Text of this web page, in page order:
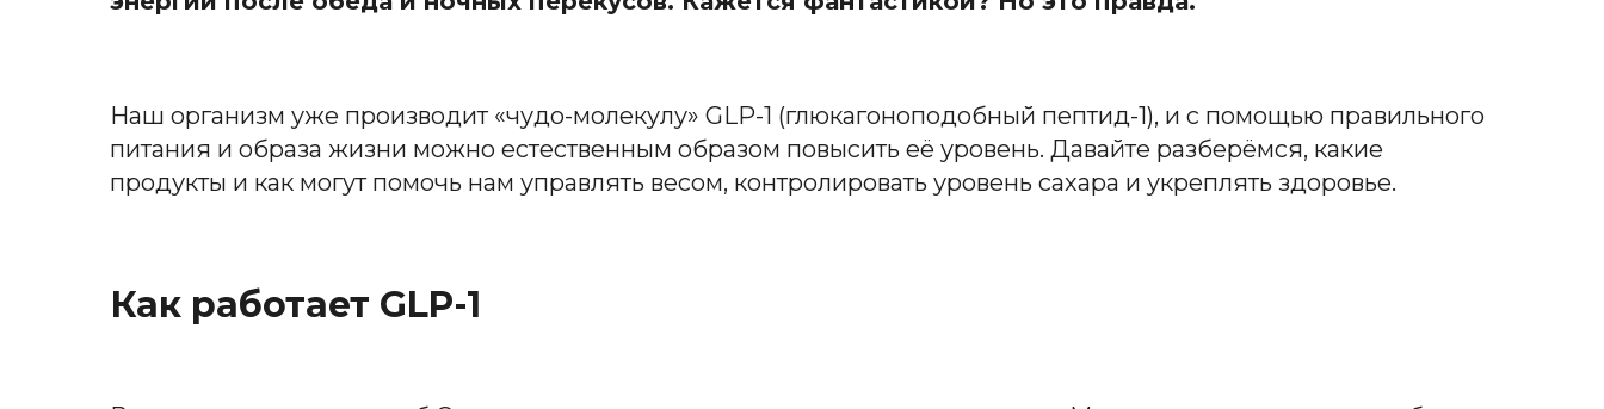
Наш организм уже производит «чудо-молекулу» GLP-1 (глюкагоноподобный пептид-1), и с помощью правильного
питания и образа жизни можно естественным образом повысить её уровень. Давайте разберёмся, какие
продукты и как могут помочь нам управлять весом, контролировать уровень сахара и укреплять здоровье.
Как работает GLP-1